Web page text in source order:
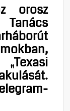
orosz